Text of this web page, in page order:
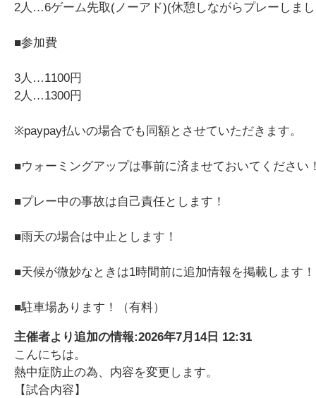
2人…6ゲーム先取(ノーアド)(休憩しながらプレーしま
■参加費
3人…1100円
2人…1300円
※paypay払いの場合でも同額とさせていただきます。
■ウォーミングアップは事前に済ませておいてください！
■プレー中の事故は自己責任とします！
■雨天の場合は中止とします！
■天候が微妙なときは1時間前に追加情報を掲載します！
■駐車場あります！（有料）
主催者より追加の情報:2026年7月14日 12:31
こんにちは。
熱中症防止の為、内容を変更します。
【試合内容】